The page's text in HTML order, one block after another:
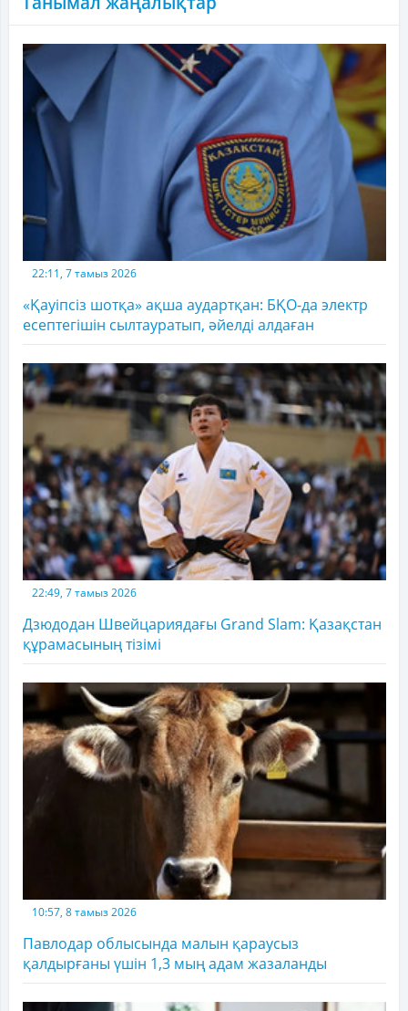
22:11, 7 тамыз 2026
«Қауіпсіз шотқа» ақша аудартқан: БҚО-да электр
есептегішін сылтауратып, әйелді алдаған
22:49, 7 тамыз 2026
Дзюдодан Швейцариядағы Grand Slam: Қазақстан
құрамасының тізімі
10:57, 8 тамыз 2026
Павлодар облысында малын қараусыз
қалдырғаны үшін 1,3 мың адам жазаланды